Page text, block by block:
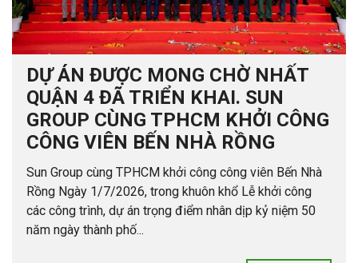
DỰ ÁN ĐƯỢC MONG CHỜ NHẤT
QUẬN 4 ĐÃ TRIỂN KHAI. SUN
GROUP CÙNG TPHCM KHỞI CÔNG
CÔNG VIÊN BẾN NHÀ RỒNG
Sun Group cùng TPHCM khởi công công viên Bến Nhà
Rồng Ngày 1/7/2026, trong khuôn khổ Lễ khởi công
các công trình, dự án trọng điểm nhân dịp kỷ niệm 50
năm ngày thành phố...